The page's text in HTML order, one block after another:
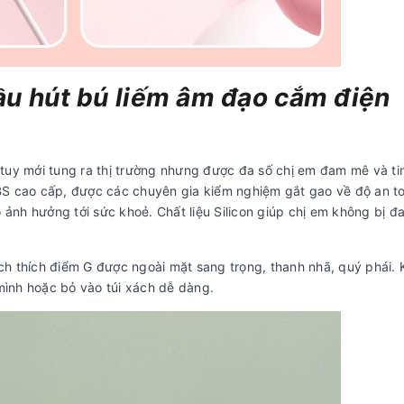
hút bú liếm âm đạo cắm điện
mới tung ra thị trường nhưng được đa số chị em đam mê và
cao cấp, được các chuyên gia kiểm nghiệm gắt gao về độ an
hưởng tới sức khoẻ. Chất liệu Silicon giúp chị em không bị
thích điểm G được ngoài mặt sang trọng, thanh nhã, quý phái.
hoặc bỏ vào túi xách dễ dàng.